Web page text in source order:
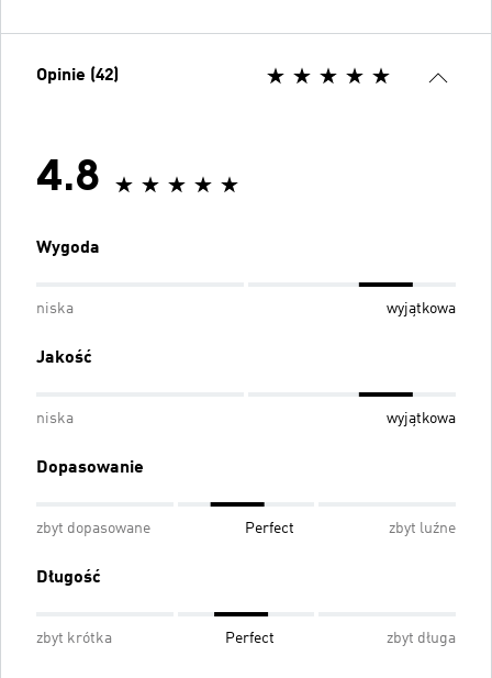
Opinie (42)
4.8
Wygoda
niska wyjątkowa
Jakość
niska wyjątkowa
Dopasowanie
zbyt dopasowane Perfect zbyt luźne
Długość
zbyt krótka Perfect zbyt długa